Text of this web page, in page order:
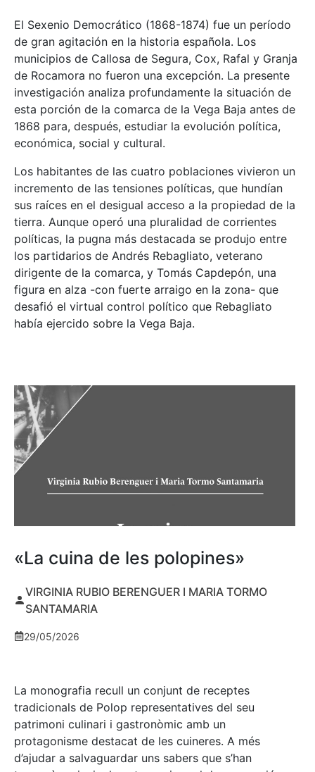
El Sexenio Democrático (1868-1874) fue un período
de gran agitación en la historia española. Los
municipios de Callosa de Segura, Cox, Rafal y Granja
de Rocamora no fueron una excepción. La presente
investigación analiza profundamente la situación de
esta porción de la comarca de la Vega Baja antes de
1868 para, después, estudiar la evolución política,
económica, social y cultural.
Los habitantes de las cuatro poblaciones vivieron un
incremento de las tensiones políticas, que hundían
sus raíces en el desigual acceso a la propiedad de la
tierra. Aunque operó una pluralidad de corrientes
políticas, la pugna más destacada se produjo entre
los partidarios de Andrés Rebagliato, veterano
dirigente de la comarca, y Tomás Capdepón, una
figura en alza -con fuerte arraigo en la zona- que
desafió el virtual control político que Rebagliato
había ejercido sobre la Vega Baja.
«La cuina de les polopines»
VIRGINIA RUBIO BERENGUER I MARIA TORMO
SANTAMARIA
29/05/2026
La monografia recull un conjunt de receptes
tradicionals de Polop representatives del seu
patrimoni culinari i gastronòmic amb un
protagonisme destacat de les cuineres. A més
d’ajudar a salvaguardar uns sabers que s’han